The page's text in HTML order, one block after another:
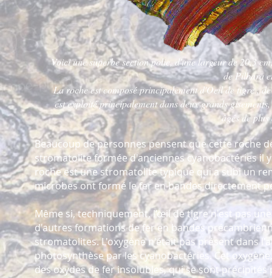
Voici une superbe section polie, d'une largeur de 20,3
de Pilbara
La roche est composé principalement d'Oeil de tigre ,
est exploité principalement dans deux grands
âgés de
Beaucoup de personnes pensent que cette roche
stromatolite formée d'anciennes cyanobactéries il
roche est une stromatolite typique qui a subi un
microbes ont formé le fer en bandes directement
Même si, techniquement, l’œil de tigre n'est pas
d'autres formations de fer en bandes
stromatolites. L'oxygène n'était pas présent dans
photosynthèse par les cyanobactéries. Cet
des oxydes de fer insolubles, qui se sont